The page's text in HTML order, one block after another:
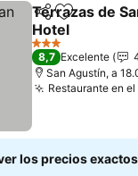
Compartir
Agregar a
Terrazas de
Hotel
3 Estrellas
8,7 Excelente
San Agustín, a
Restaurante en
los precios exactos